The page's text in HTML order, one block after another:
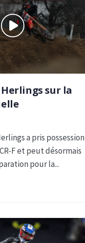
sur la
a pris possession
F et peut désormais
pour la...